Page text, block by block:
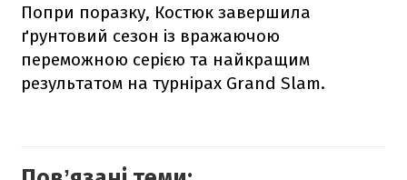
Попри поразку, Костюк завершила
ґрунтовий сезон із вражаючою
переможною серією та найкращим
результатом на турнірах Grand Slam.